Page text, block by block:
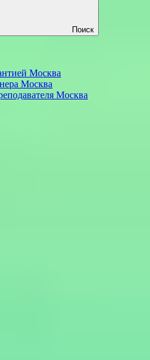
Поиск
Москва
Москва
Москва